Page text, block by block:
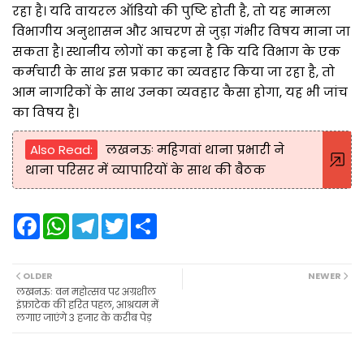
रहा है। यदि वायरल ऑडियो की पुष्टि होती है, तो यह मामला
विभागीय अनुशासन और आचरण से जुड़ा गंभीर विषय माना जा
सकता है। स्थानीय लोगों का कहना है कि यदि विभाग के एक
कर्मचारी के साथ इस प्रकार का व्यवहार किया जा रहा है, तो
आम नागरिकों के साथ उनका व्यवहार कैसा होगा, यह भी जांच
का विषय है।
Also Read:
लखनऊः महिगवां थाना प्रभारी ने
थाना परिसर में व्यापारियों के साथ की बैठक
F
a
b
o
o
k
W
A
p
p
T
e
r
a
m
T
w
e
r
NEWER
OLDER
लखनऊः वन महोत्सव पर अग्रशील
इंफ्राटेक की हरित पहल, आश्रयम में
लगाए जाएंगे 3 हजार के करीब पेड़